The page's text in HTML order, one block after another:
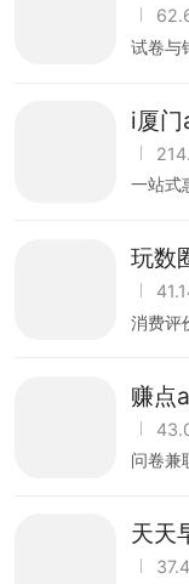
试卷与
i厦
一站式
玩数
消费评
赚点
问卷兼
天天